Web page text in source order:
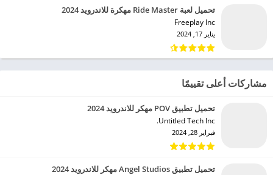
تحميل لعبة Ride Master مهكرة للاندرويد 2024
Freeplay Inc‏
يناير 17, 2024
مشاركات أعلى تقييمًا
تحميل تطبيق POV مهكر للاندرويد 2024
Untitled Tech Inc.‏
فبراير 28, 2024
تحميل تطبيق Angel Studios مهكر للاندرويد 2024